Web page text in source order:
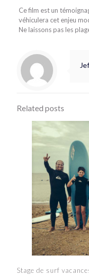
Ce film est un
véhiculera cet enjeu
Ne laissons pas les
Related posts
Stage de surf